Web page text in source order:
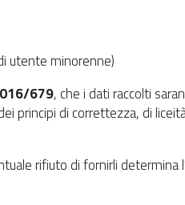
utente minorenne)
679, che i dati raccolti
principi di correttezza, di
rifiuto di fornirli determina